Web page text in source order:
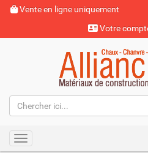
Vente en ligne uniquement
Votre
Toggle navigation